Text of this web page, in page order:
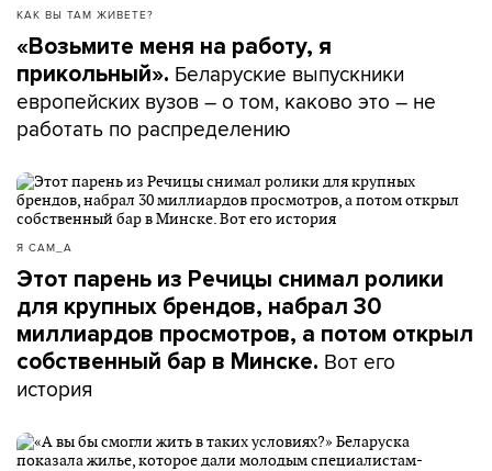
КАК ВЫ ТАМ ЖИВЕТЕ?
«Возьмите меня на работу, я
прикольный». Беларуские выпускники
европейских вузов – о том, каково это – не
работать по распределению
Я САМ_А
Этот парень из Речицы снимал ролики
для крупных брендов, набрал 30
миллиардов просмотров, а потом открыл
собственный бар в Минске. Вот его
история